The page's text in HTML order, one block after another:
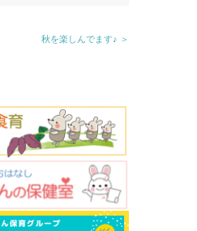
秋を楽しんでます♪ ＞